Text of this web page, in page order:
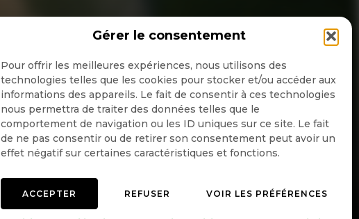
Gérer le consentement
Pour offrir les meilleures expériences, nous utilisons des
technologies telles que les cookies pour stocker et/ou accéder aux
informations des appareils. Le fait de consentir à ces technologies
nous permettra de traiter des données telles que le
comportement de navigation ou les ID uniques sur ce site. Le fait
de ne pas consentir ou de retirer son consentement peut avoir un
effet négatif sur certaines caractéristiques et fonctions.
ACCEPTER REFUSER VOIR LES PRÉFÉRENCES